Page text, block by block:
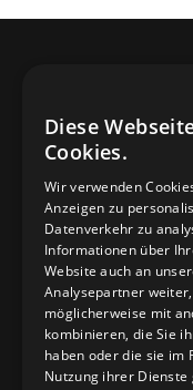
©
Diese
Cookies.
Wir verwenden
Anzeigen zu
Datenverkehr zu
Informationen über
Website auch an
Analysepartner
möglicherweise mit
kombinieren, die Sie
haben oder die sie im
Nutzung ihrer Dienste